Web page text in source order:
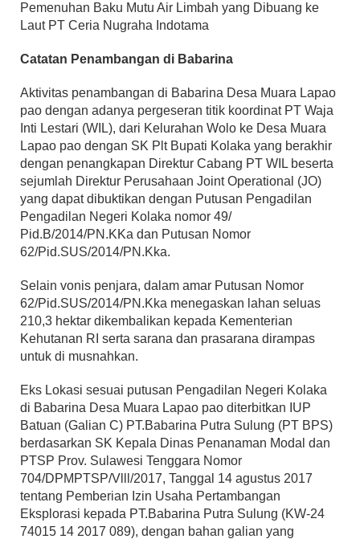
Pemenuhan Baku Mutu Air Limbah yang Dibuang ke
Laut PT Ceria Nugraha Indotama
Catatan Penambangan di Babarina
Aktivitas penambangan di Babarina Desa Muara Lapao
pao dengan adanya pergeseran titik koordinat PT Waja
Inti Lestari (WIL), dari Kelurahan Wolo ke Desa Muara
Lapao pao dengan SK Plt Bupati Kolaka yang berakhir
dengan penangkapan Direktur Cabang PT WIL beserta
sejumlah Direktur Perusahaan Joint Operational (JO)
yang dapat dibuktikan dengan Putusan Pengadilan
Pengadilan Negeri Kolaka nomor 49/
Pid.B/2014/PN.KKa dan Putusan Nomor
62/Pid.SUS/2014/PN.Kka.
Selain vonis penjara, dalam amar Putusan Nomor
62/Pid.SUS/2014/PN.Kka menegaskan lahan seluas
210,3 hektar dikembalikan kepada Kementerian
Kehutanan RI serta sarana dan prasarana dirampas
untuk di musnahkan.
Eks Lokasi sesuai putusan Pengadilan Negeri Kolaka
di Babarina Desa Muara Lapao pao diterbitkan IUP
Batuan (Galian C) PT.Babarina Putra Sulung (PT BPS)
berdasarkan SK Kepala Dinas Penanaman Modal dan
PTSP Prov. Sulawesi Tenggara Nomor
704/DPMPTSP/Vlll/2017, Tanggal 14 agustus 2017
tentang Pemberian Izin Usaha Pertambangan
Eksplorasi kepada PT.Babarina Putra Sulung (KW-24
74015 14 2017 089), dengan bahan galian yang